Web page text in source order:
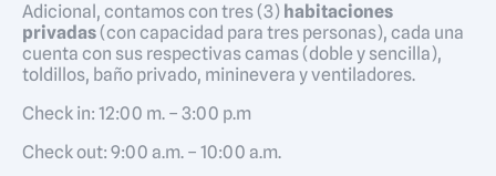
Adicional, contamos con tres (3) habitaciones
privadas(con capacidad para tres personas), cada una
cuenta con sus respectivas camas (doble y sencilla),
toldillos, baño privado, mininevera y ventiladores.
Check in: 12:00 m. – 3:00 p.m
Check out: 9:00 a.m. – 10:00 a.m.